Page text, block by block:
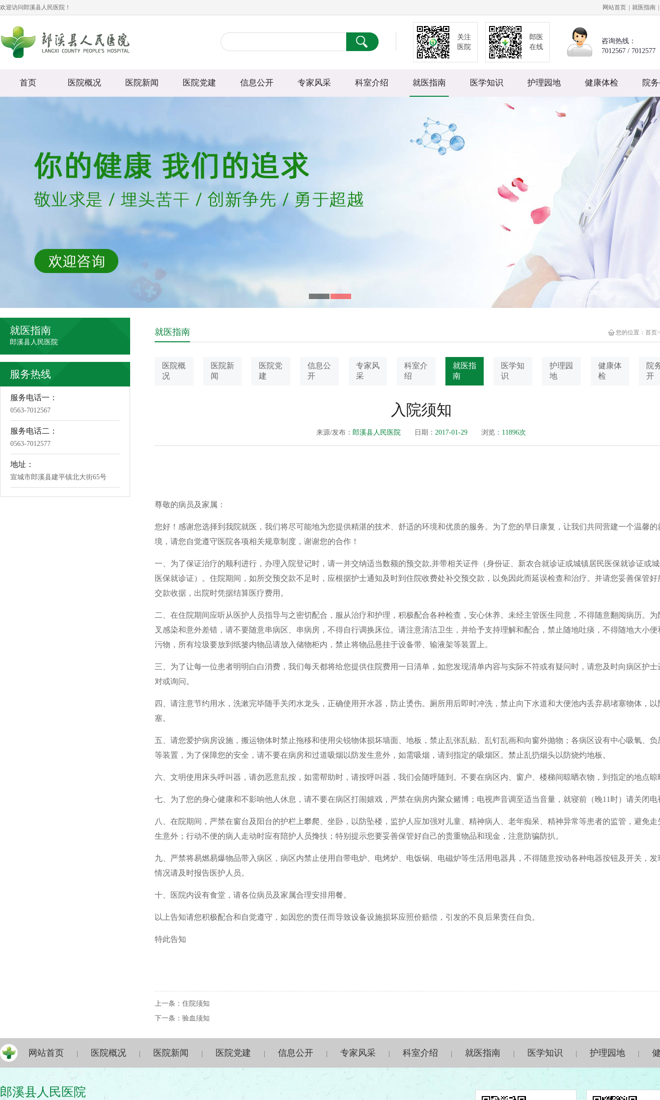
网站首页 就医指南
欢迎访问郎溪县人民医院！
关注
医院
郎医
在线
咨询热线：
7012567 / 7012577
首页 医院概况 医院新闻 医院党建 信息公开 专家风采 科室介绍 就医指南 医学知识 护理园地 健康体检 院
1 2
就医指南
郎溪县人民医院
服务热线
服务电话一：
0563-7012567
服务电话二：
0563-7012577
地址：
宣城市郎溪县建平镇北大街65号
您的位置： 首页
就医指南
医院概
况
医院新
闻
医院党
建
信息公
开
专家风
采
科室介
绍
就医指
南
医学知
识
护理园
地
健康体
检
院
开
入院须知
来源/发布： 郎溪县人民医院 日期： 2017-01-29 浏览： 11896次
尊敬的病员及家属：
您好！感谢您选择到我院就医，我们将尽可能地为您提供精湛的技术、舒适的环境和优质的服务。为了您的早日康复，让我们共同营建一个温馨的
境，请您自觉遵守医院各项相关规章制度，谢谢您的合作！
一、为了保证治疗的顺利进行，办理入院登记时，请一并交纳适当数额的预交款,并带相关证件（身份证、新农合就诊证或城镇居民医保就诊证或
医保就诊证）。住院期间，如所交预交款不足时，应根据护士通知及时到住院收费处补交预交款，以免因此而延误检查和治疗。并请您妥善保管好
交款收据，出院时凭据结算医疗费用。
二、在住院期间应听从医护人员指导与之密切配合，服从治疗和护理，积极配合各种检查，安心休养。未经主管医生同意，不得随意翻阅病历。为
叉感染和意外差错，请不要随意串病区、串病房，不得自行调换床位。请注意清洁卫生，并给予支持理解和配合，禁止随地吐痰，不得随地大小便
污物，所有垃圾要放到纸篓内物品请放入储物柜内，禁止将物品悬挂于设备带、输液架等装置上。
三、为了让每一位患者明明白白消费，我们每天都将给您提供住院费用一日清单，如您发现清单内容与实际不符或有疑问时，请您及时向病区护士
对或询问。
四、请注意节约用水，洗漱完毕随手关闭水龙头，正确使用开水器，防止烫伤。厕所用后即时冲洗，禁止向下水道和大便池内丢弃易堵塞物体，以
塞。
五、请您爱护病房设施，搬运物体时禁止拖移和使用尖锐物体损坏墙面、地板，禁止乱张乱贴、乱钉乱画和向窗外抛物；各病区设有中心吸氧、负
等装置，为了保障您的安全，请不要在病房和过道吸烟以防发生意外，如需吸烟，请到指定的吸烟区。禁止乱扔烟头以防烧灼地板。
六、文明使用床头呼叫器，请勿恶意乱按，如需帮助时，请按呼叫器，我们会随呼随到。不要在病区内、窗户、楼梯间晾晒衣物，到指定的地点晾
七、为了您的身心健康和不影响他人休息，请不要在病区打闹嬉戏，严禁在病房内聚众赌博；电视声音调至适当音量，就寝前（晚11时）请关闭电
八、在院期间，严禁在窗台及阳台的护栏上攀爬、坐卧，以防坠楼，监护人应加强对儿童、精神病人、老年痴呆、精神异常等患者的监管，避免走
生意外；行动不便的病人走动时应有陪护人员搀扶；特别提示您要妥善保管好自己的贵重物品和现金，注意防骗防扒。
九、严禁将易燃易爆物品带入病区，病区内禁止使用自带电炉、电烤炉、电饭锅、电磁炉等生活用电器具，不得随意按动各种电器按钮及开关，发
情况请及时报告医护人员。
十、医院内设有食堂，请各位病员及家属合理安排用餐。
以上告知请您积极配合和自觉遵守，如因您的责任而导致设备设施损坏应照价赔偿，引发的不良后果责任自负。
特此告知
上一条： 住院须知
下一条： 验血须知
网站首页 医院概况 医院新闻 医院党建 信息公开 专家风采 科室介绍 就医指南 医学知识 护理园地
郎溪县人民医院